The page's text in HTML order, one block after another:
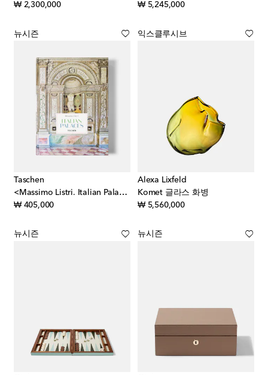
₩ 2,300,000original price ₩ 5,245,000original price
뉴시즌
Taschen
<Massimo Listri. Italian Palaces> XL 아트북
₩ 405,000original price
익스클루시브
Alexa Lixfeld
Komet 글라스 화병
₩ 5,560,000original price
뉴시즌 뉴시즌